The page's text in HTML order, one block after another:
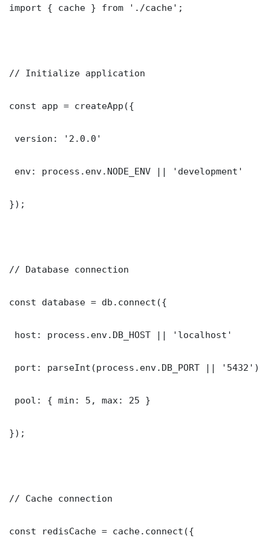
import { cache } from './cache';
// Initialize application
const app = createApp({
version: '2.0.0'
env: process.env.NODE_ENV || 'development'
});
// Database connection
const database = db.connect({
host: process.env.DB_HOST || 'localhost'
port: parseInt(process.env.DB_PORT || '5432')
pool: { min: 5, max: 25 }
});
// Cache connection
const redisCache = cache.connect({